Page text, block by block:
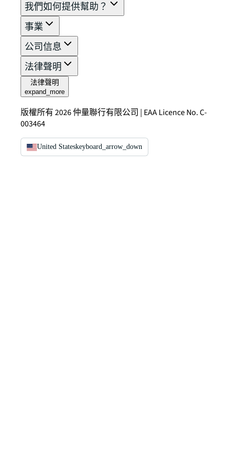
我們如何提供幫助？
事業
公司信息
法律聲明
法律聲明
expand_more
版權所有 2026 仲量聯行有限公司 | EAA Licence No. C-
003464
United Stateskeyboard_arrow_down